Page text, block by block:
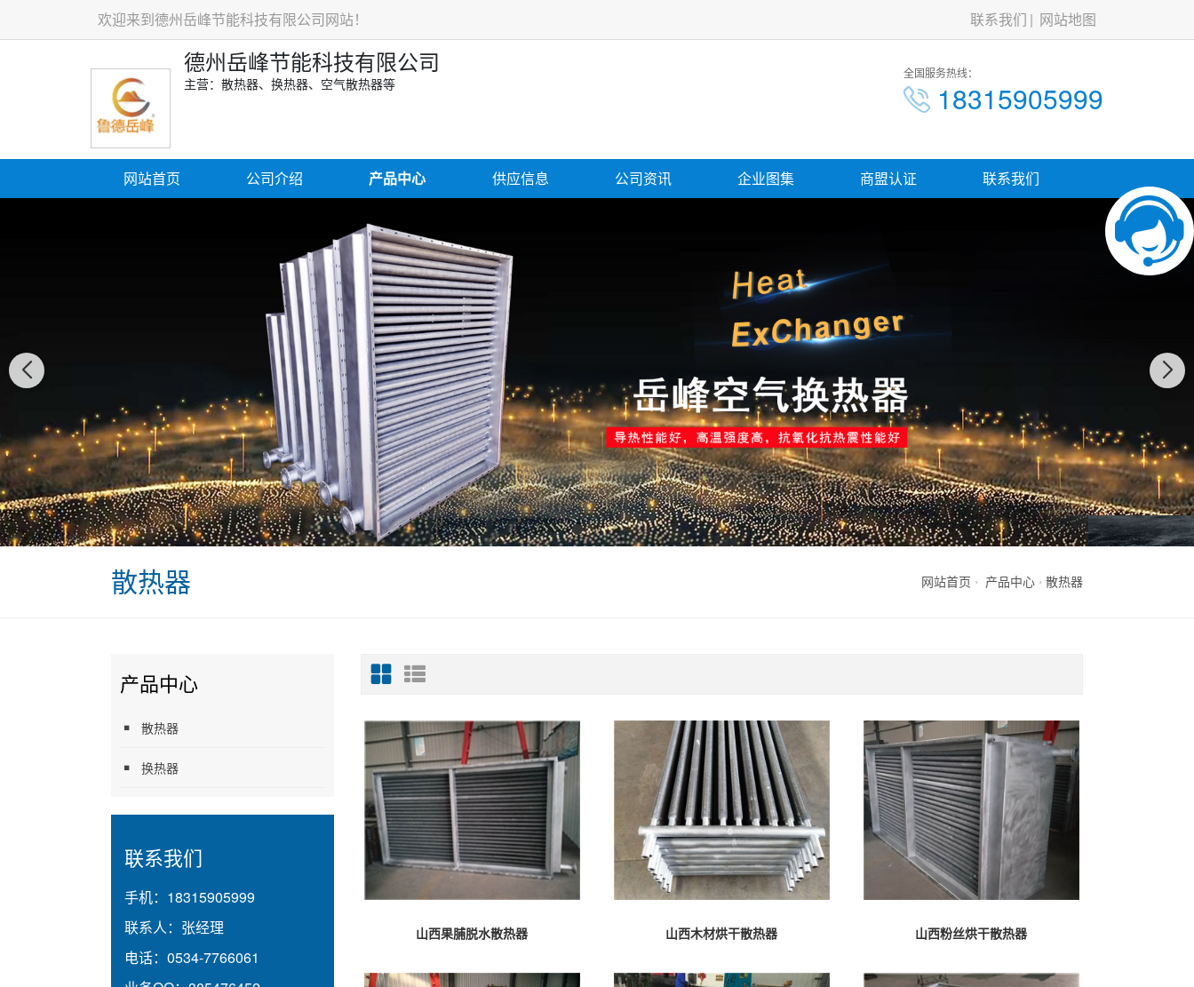
欢迎来到德州岳峰节能科技有限公司网站！ 联系我们 网站地图
德州岳峰节能科技有限公司
主营：散热器、换热器、空气散热器等
全国服务热线：
18315905999
网站首页 公司介绍 产品中心 供应信息 公司资讯 企业图集 商盟认证 联系我们
散热器 网站首页 产品中心 散热器
产品中心
散热器
换热器
联系我们
手机： 18315905999
联系人： 张经理
电话： 0534-7766061
山西果脯脱水散热器 山西木材烘干散热器 山西粉丝烘干散热器